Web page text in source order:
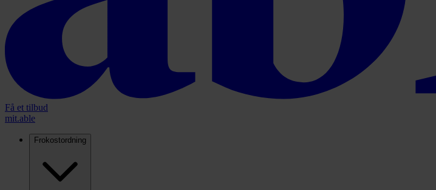
Få et tilbud
mit.able
Frokostordning